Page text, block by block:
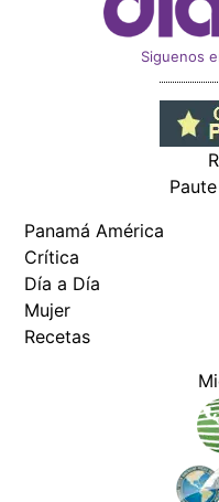
Siguenos
Panamá América
Crítica
Día a Día
Mujer
Recetas